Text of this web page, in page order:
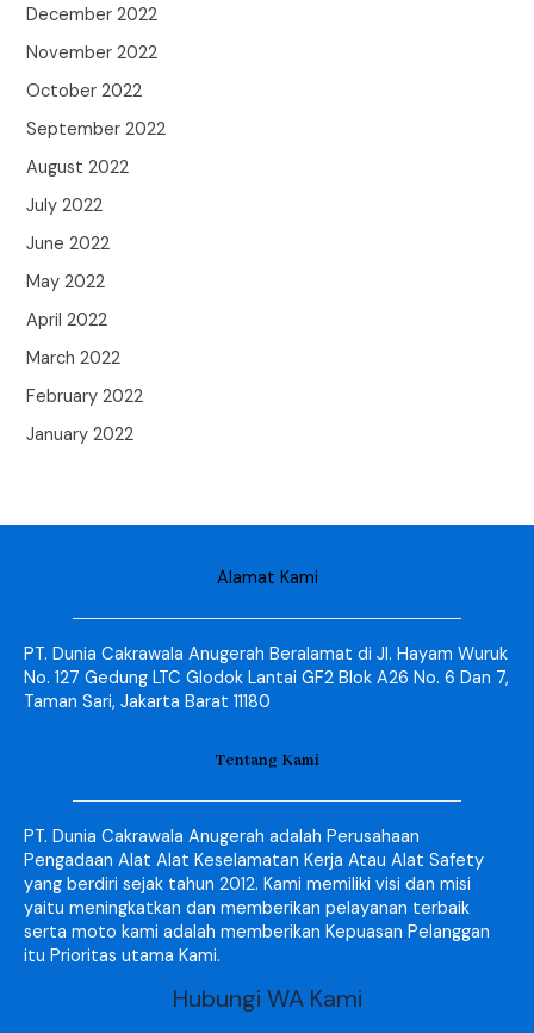
December 2022
November 2022
October 2022
September 2022
August 2022
July 2022
June 2022
May 2022
April 2022
March 2022
February 2022
January 2022
Alamat Kami
PT. Dunia Cakrawala Anugerah Beralamat di Jl. Hayam Wuruk
No. 127 Gedung LTC Glodok Lantai GF2 Blok A26 No. 6 Dan 7,
Taman Sari, Jakarta Barat 11180
Tentang Kami
PT. Dunia Cakrawala Anugerah adalah Perusahaan
Pengadaan Alat Alat Keselamatan Kerja Atau Alat Safety
yang berdiri sejak tahun 2012. Kami memiliki visi dan misi
yaitu meningkatkan dan memberikan pelayanan terbaik
serta moto kami adalah memberikan Kepuasan Pelanggan
itu Prioritas utama Kami.
Hubungi WA Kami